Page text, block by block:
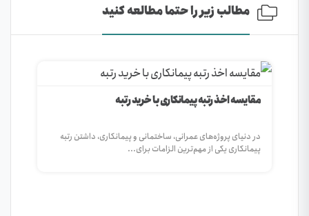
مطالب زیر را حتما مطالعه کنید
با خرید رتبه
و پیمانکاری، داشتن رتبه